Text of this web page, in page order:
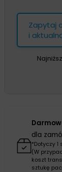
Zapytaj
i
dla
*Dotyczy
(W
koszt
sztukę